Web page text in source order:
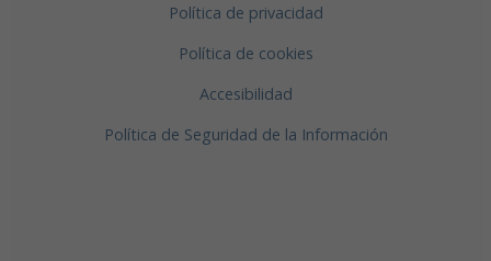
Política de privacidad
Política de cookies
Accesibilidad
Política de Seguridad de la Información